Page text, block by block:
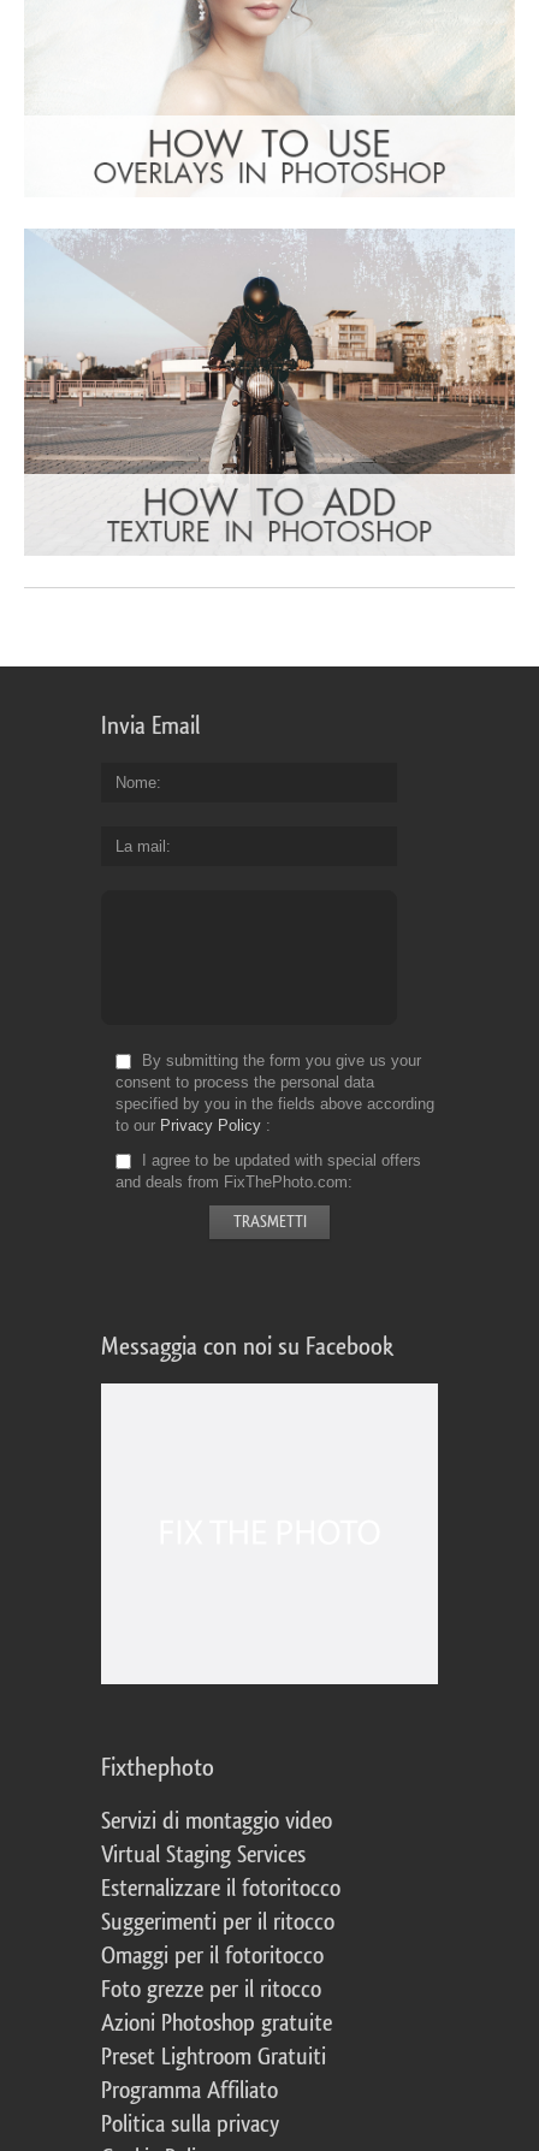
Invia Email
Nome
La mail
By submitting the form you give us your
consent to process the personal data
specified by you in the fields above according
to our Privacy Policy
I agree to be updated with special offers
and deals from FixThePhoto.com
Messaggia con noi su Facebook
Fixthephoto
Servizi di montaggio video
Virtual Staging Services
Esternalizzare il fotoritocco
Suggerimenti per il ritocco
Omaggi per il fotoritocco
Foto grezze per il ritocco
Azioni Photoshop gratuite
Preset Lightroom Gratuiti
Programma Affiliato
Politica sulla privacy